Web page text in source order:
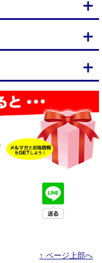
↑ ページ上部へ